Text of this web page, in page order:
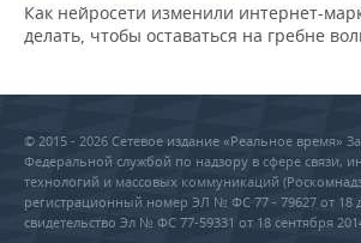
Как нейросети изменили интернет-
делать, чтобы оставаться на гребне
© 2015 - 2026 Сетевое издание «Реальное время»
Федеральной службой по надзору в сфере связи,
технологий и массовых коммуникаций
регистрационный номер ЭЛ № ФС 77 - 79627 от 18
свидетельство Эл № ФС 77-59331 от 18 сентября